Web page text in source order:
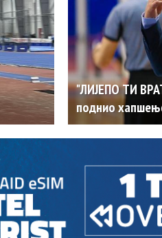
"ЛИЈЕПО ТИ
поднио